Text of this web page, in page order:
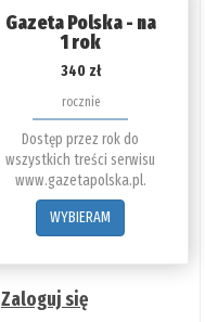
Gazeta Polska - na
1 rok
340 zł
rocznie
Dostęp przez rok do
wszystkich treści serwisu
www.gazetapolska.pl.
WYBIERAM
Zaloguj się